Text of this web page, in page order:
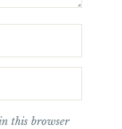
this browser